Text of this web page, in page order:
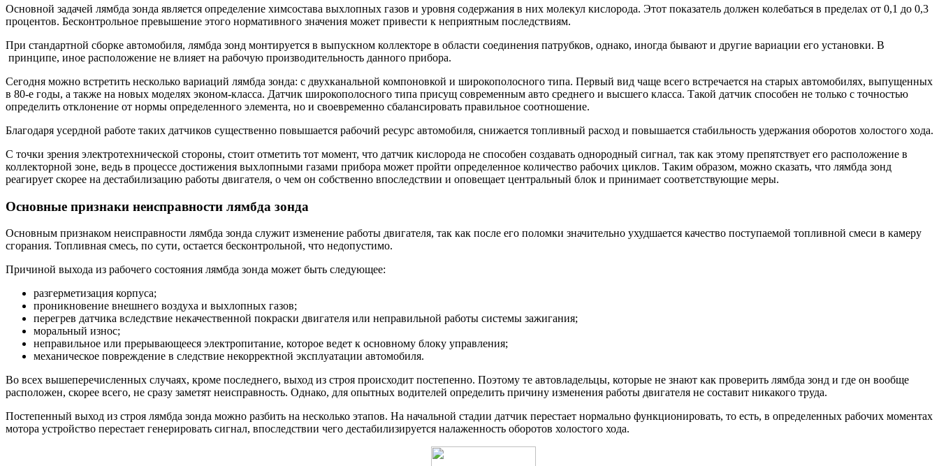
Основной задачей лямбда зонда является определение химсостава выхлопных газов и уровня содержания в них молекул кислорода. Этот показатель должен колебаться в пределах от 0,1 до 0,3
процентов. Бесконтрольное превышение этого нормативного значения может привести к неприятным последствиям.
При стандартной сборке автомобиля, лямбда зонд монтируется в выпускном коллекторе в области соединения патрубков, однако, иногда бывают и другие вариации его установки. В
принципе, иное расположение не влияет на рабочую производительность данного прибора.
Сегодня можно встретить несколько вариаций лямбда зонда: с двухканальной компоновкой и широкополосного типа. Первый вид чаще всего встречается на старых автомобилях, выпущенных
в 80-е годы, а также на новых моделях эконом-класса. Датчик широкополосного типа присущ современным авто среднего и высшего класса. Такой датчик способен не только с точностью
определить отклонение от нормы определенного элемента, но и своевременно сбалансировать правильное соотношение.
Благодаря усердной работе таких датчиков существенно повышается рабочий ресурс автомобиля, снижается топливный расход и повышается стабильность удержания оборотов холостого хода.
С точки зрения электротехнической стороны, стоит отметить тот момент, что датчик кислорода не способен создавать однородный сигнал, так как этому препятствует его расположение в
коллекторной зоне, ведь в процессе достижения выхлопными газами прибора может пройти определенное количество рабочих циклов. Таким образом, можно сказать, что лямбда зонд
реагирует скорее на дестабилизацию работы двигателя, о чем он собственно впоследствии и оповещает центральный блок и принимает соответствующие меры.
Основные признаки неисправности лямбда зонда
Основным признаком неисправности лямбда зонда служит изменение работы двигателя, так как после его поломки значительно ухудшается качество поступаемой топливной смеси в камеру
сгорания. Топливная смесь, по сути, остается бесконтрольной, что недопустимо.
Причиной выхода из рабочего состояния лямбда зонда может быть следующее:
разгерметизация корпуса;
проникновение внешнего воздуха и выхлопных газов;
перегрев датчика вследствие некачественной покраски двигателя или неправильной работы системы зажигания;
моральный износ;
неправильное или прерывающееся электропитание, которое ведет к основному блоку управления;
механическое повреждение в следствие некорректной эксплуатации автомобиля.
Во всех вышеперечисленных случаях, кроме последнего, выход из строя происходит постепенно. Поэтому те автовладельцы, которые не знают как проверить лямбда зонд и где он вообще
расположен, скорее всего, не сразу заметят неисправность. Однако, для опытных водителей определить причину изменения работы двигателя не составит никакого труда.
Постепенный выход из строя лямбда зонда можно разбить на несколько этапов. На начальной стадии датчик перестает нормально функционировать, то есть, в определенных рабочих моментах
мотора устройство перестает генерировать сигнал, впоследствии чего дестабилизируется налаженность оборотов холостого хода.